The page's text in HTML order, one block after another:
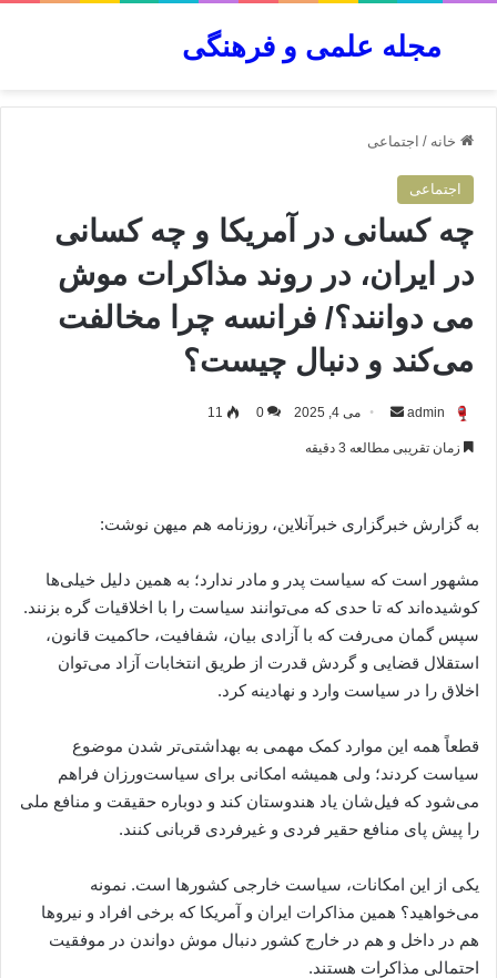
مجله علمی و فرهنگی
جستجو برای
خانه / اجتماعی
اجتماعی
چه کسانی در آمریکا و چه کسانی
در ایران، در روند مذاکرات موش
می دوانند؟/ فرانسه چرا مخالفت
می‌کند و دنبال چیست؟
admin
ارسالمی 4, 2025 0
11
زمان تقریبی مطالعه 3 دقیقه
به گزارش خبرگزاری خبرآنلاین، روزنامه هم میهن نوشت:
مشهور است که سیاست پدر و مادر ندارد؛ به همین دلیل خیلی‌ها
کوشیده‌اند که تا حدی که می‌توانند سیاست را با اخلاقیات گره بزنند.
سپس گمان می‌رفت که با آزادی بیان، شفافیت، حاکمیت قانون،
استقلال قضایی و گردش قدرت از طریق انتخابات آزاد می‌توان
اخلاق را در سیاست وارد و نهادینه کرد.
قطعاً همه این موارد کمک مهمی به بهداشتی‌تر شدن موضوع
سیاست کردند؛ ولی همیشه امکانی برای سیاست‌ورزان فراهم
می‌شود که فیل‌شان یاد هندوستان کند و دوباره حقیقت و منافع ملی
را پیش پای منافع حقیر فردی و غیرفردی قربانی کنند.
یکی از این امکانات، سیاست خارجی کشورها است. نمونه
می‌خواهید؟ همین مذاکرات ایران و آمریکا که برخی افراد و نیروها
هم در داخل و هم در خارج کشور دنبال موش دواندن در موفقیت
احتمالی مذاکرات هستند.